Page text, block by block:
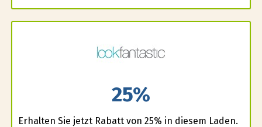
25%
Erhalten Sie jetzt Rabatt von 25% in diesem Laden.